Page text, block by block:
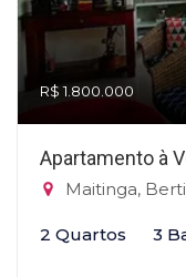
R$ 1.800.000
Apartamento à
Maitinga,
2 Quartos 3